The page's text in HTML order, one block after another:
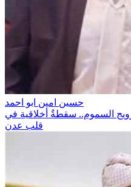
حسين امين ابو احمد
السموم.. سقطةٌ أخلاقية في
قلب عدن